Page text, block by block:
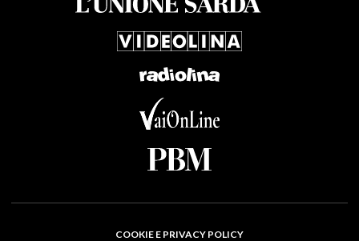
COOKIE E PRIVACY POLICY